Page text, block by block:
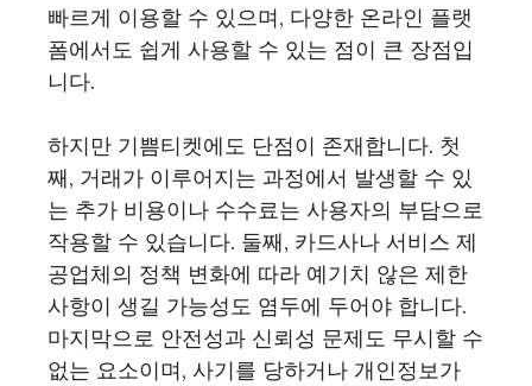
빠르게 이용할 수 있으며, 다양한 온라인 플랫
폼에서도 쉽게 사용할 수 있는 점이 큰 장점입
니다.
하지만 기쁨티켓에도 단점이 존재합니다. 첫
째, 거래가 이루어지는 과정에서 발생할 수 있
는 추가 비용이나 수수료는 사용자의 부담으로
작용할 수 있습니다. 둘째, 카드사나 서비스 제
공업체의 정책 변화에 따라 예기치 않은 제한
사항이 생길 가능성도 염두에 두어야 합니다.
마지막으로 안전성과 신뢰성 문제도 무시할 수
없는 요소이며, 사기를 당하거나 개인정보가